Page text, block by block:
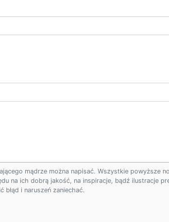
mądrze można napisać. Wszystkie powyższe
na ich dobrą jakość, na inspiracje, bądź ilustracje
błąd i naruszeń zaniechać.